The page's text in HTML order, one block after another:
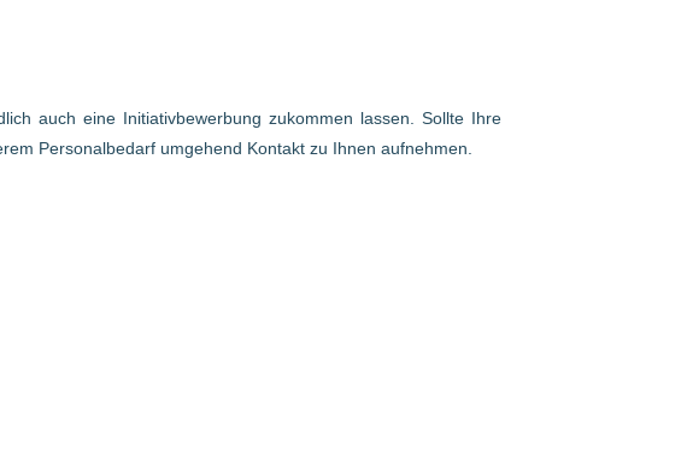
auch eine Initiativbewerbung zukommen lassen. Sollte Ihre
Personalbedarf umgehend Kontakt zu Ihnen aufnehmen.